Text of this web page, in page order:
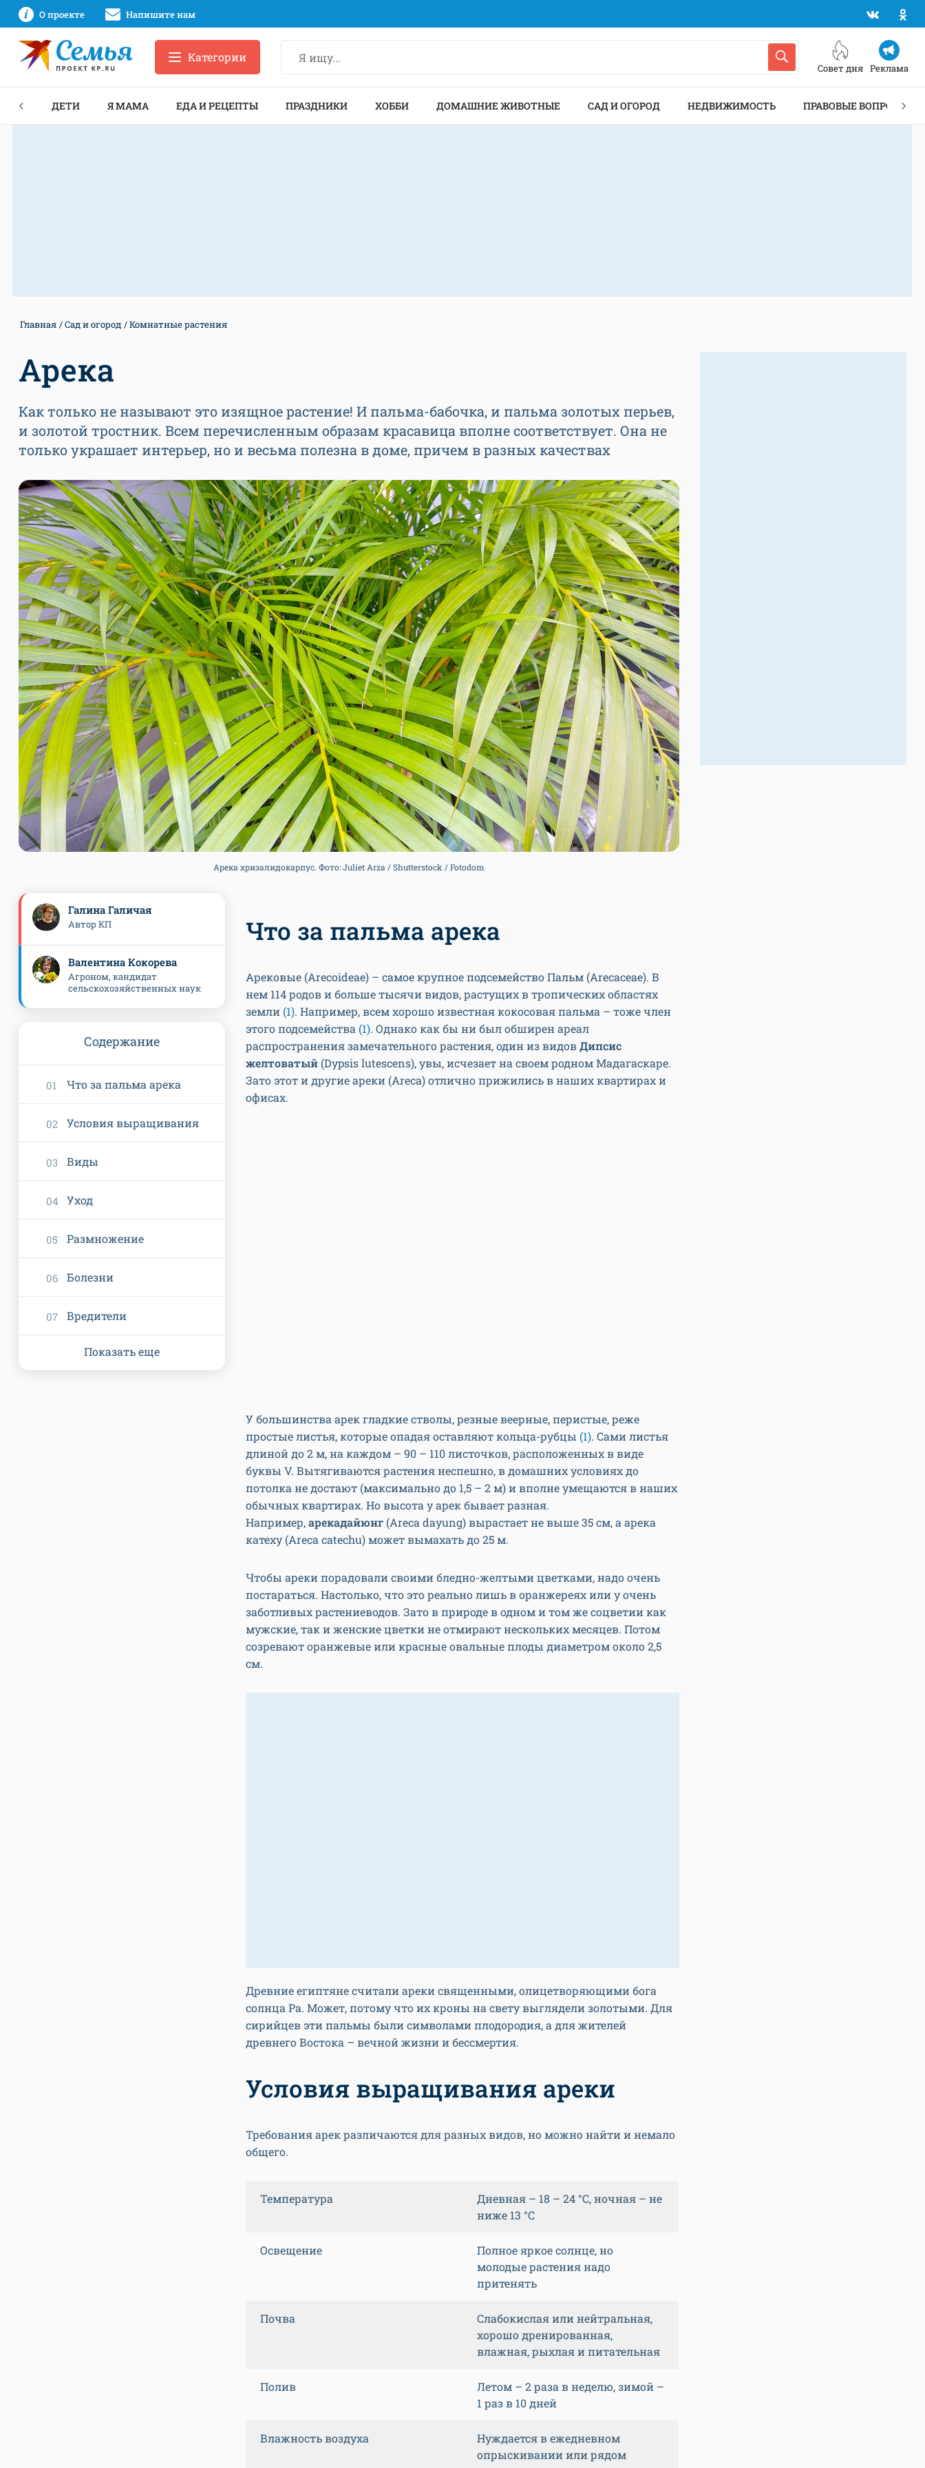
О проекте Напишите нам
Совет дня Реклама
Категории
ДЕТИ Я МАМА ЕДА И РЕЦЕПТЫ ПРАЗДНИКИ ХОББИ ДОМАШНИЕ ЖИВОТНЫЕ САД И ОГОРОД НЕДВИЖИМОСТЬ ПРАВОВЫЕ ВОПРОСЫ
Главная Сад и огород Комнатные растения
Арека
Как только не называют это изящное растение! И пальма-бабочка, и пальма золотых перьев,
и золотой тростник. Всем перечисленным образам красавица вполне соответствует. Она не
только украшает интерьер, но и весьма полезна в доме, причем в разных качествах
Арека хризалидокарпус. Фото: Juliet Arza / Shutterstock / Fotodom
Что за пальма арека
Арековые (Arecoideae) – самое крупное подсемейство Пальм (Arecaceae). В
нем 114 родов и больше тысячи видов, растущих в тропических областях
земли (1). Например, всем хорошо известная кокосовая пальма – тоже член
этого подсемейства (1). Однако как бы ни был обширен ареал
распространения замечательного растения, один из видовДипсис
желтоватый (Dypsis lutescens), увы, исчезает на своем родном Мадагаскаре.
Зато этот и другие ареки (Areca) отлично прижились в наших квартирах и
офисах.
У большинства арек гладкие стволы, резные веерные, перистые, реже
простые листья, которые опадая оставляют кольца-рубцы (1). Сами листья
длиной до 2 м, на каждом – 90 – 110 листочков, расположенных в виде
буквы V. Вытягиваются растения неспешно, в домашних условиях до
потолка не достают (максимально до 1,5 – 2 м) и вполне умещаются в наших
обычных квартирах. Но высота у арек бывает разная.
Например,арекадайюнг (Areca dayung) вырастает не выше 35 см, а арека
катеху (Areca catechu) может вымахать до 25 м.
Чтобы ареки порадовали своими бледно-желтыми цветками, надо очень
постараться. Настолько, что это реально лишь в оранжереях или у очень
заботливых растениеводов. Зато в природе в одном и том же соцветии как
мужские, так и женские цветки не отмирают нескольких месяцев. Потом
созревают оранжевые или красные овальные плоды диаметром около 2,5
см.
Древние египтяне считали ареки священными, олицетворяющими бога
солнца Ра. Может, потому что их кроны на свету выглядели золотыми. Для
сирийцев эти пальмы были символами плодородия, а для жителей
древнего Востока – вечной жизни и бессмертия.
Условия выращивания ареки
Требования арек различаются для разных видов, но можно найти и немало
общего.
Температура
Дневная – 18 – 24 °С, ночная – не
ниже 13 °С
Освещение
Полное яркое солнце, но
молодые растения надо
притенять
Почва
Слабокислая или нейтральная,
хорошо дренированная,
влажная, рыхлая и питательная
Полив
Летом – 2 раза в неделю, зимой –
1 раз в 10 дней
Влажность воздуха
Нуждается в ежедневном
опрыскивании или рядом
Галина Галичая
Автор КП
Валентина Кокорева
Агроном, кандидат
сельскохозяйственных наук
Содержание
Что за пальма арека
Условия выращивания
Виды
Уход
Размножение
Болезни
Вредители
Показать еще